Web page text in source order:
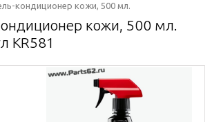
кондиционер кожи, 500 мл.
кожи, 500 мл.
KR581